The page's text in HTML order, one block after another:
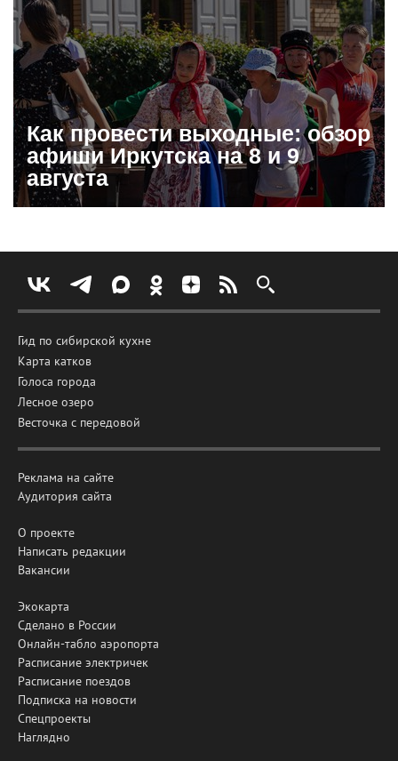
Как провести выходные: обзор
афиши Иркутска на 8 и 9
августа
Гид по сибирской кухне
Карта катков
Голоса города
Лесное озеро
Весточка с передовой
Реклама на сайте
Аудитория сайта
О проекте
Написать редакции
Вакансии
Экокарта
Сделано в России
Онлайн-табло аэропорта
Расписание электричек
Расписание поездов
Подписка на новости
Спецпроекты
Наглядно